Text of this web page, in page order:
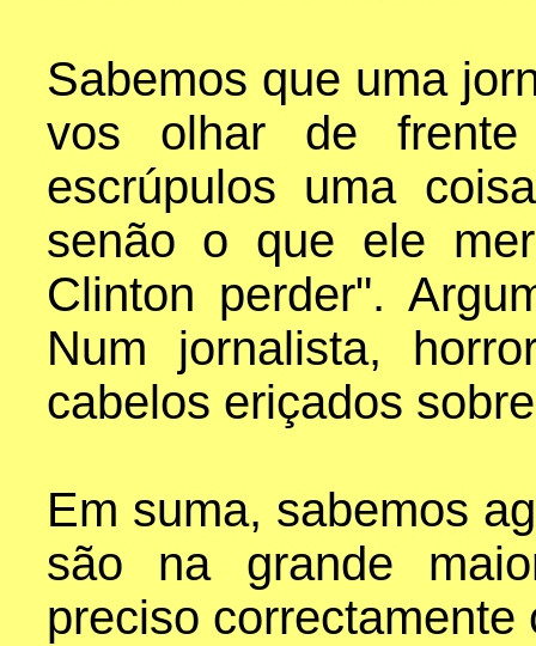
Sabemos que uma
vos olhar de
escrúpulos uma
senão o que ele
Clinton perder".
Num jornalista,
cabelos eriçados
Em suma, sabemos
são na grande
preciso